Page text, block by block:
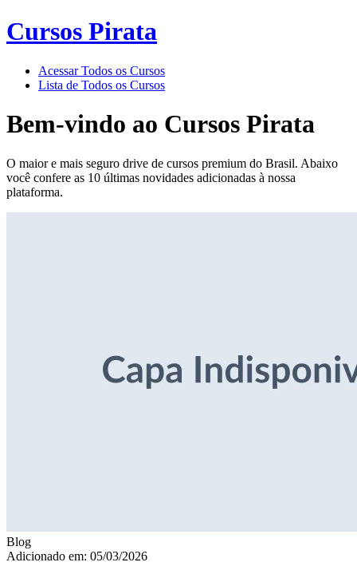
Cursos Pirata
Acessar Todos os Cursos
Lista de Todos os Cursos
Bem-vindo ao Cursos Pirata
O maior e mais seguro drive de cursos premium do Brasil. Abaixo
você confere as 10 últimas novidades adicionadas à nossa
plataforma.
Blog
Adicionado em: 05/03/2026